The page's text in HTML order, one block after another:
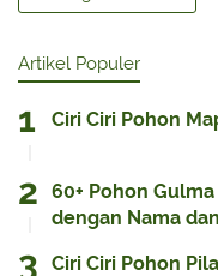
Artikel Populer
Ciri Ciri Pohon
60+ Pohon
dengan Nama
Ciri Ciri Pohon